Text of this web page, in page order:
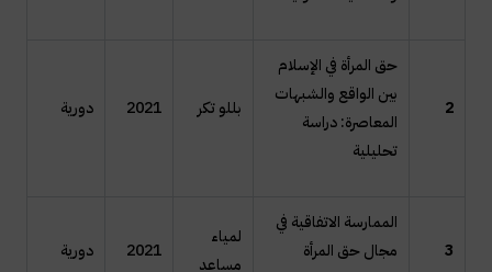
2
حق المرأة في الإسلام
بين الواقع والشبهات
المعاصرة: دراسة
تحليلية
بللو تكر 2021 دورية
3
الممارسة الاتفاقية في
مجال حق المرأة
لمياء
مساعد
2021 دورية